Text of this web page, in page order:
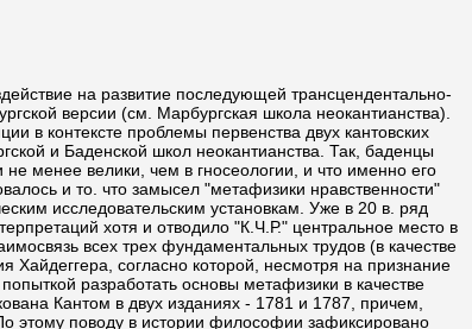
и даже тяжеловесным изложением, отличающимся излишне "школьной" серьезностью, точностью терминологии, жестким членением понятий и т.п. Сам Кант прекрасно осознавал трудности его текстов для восприятия, о чем свидетельствует завершающая часть его предисловия к первому изданию, где он пишет, что "читатель имеет право требовать прежде всего дискурсивной (логической) ясности посредством понятий, а затем также интуитивной (эстетической) ясности посредством наглядных представлений, т.е. примеров или других конкретных пояснений". Однако сам он считал главной целью достижение первого рода ясности, - ясности, которая "случайно была причиной того, что я не мог в достаточной степени удовлетворить второму, правда, не столь строгому, но все же законному требованию". Масштабы поставленной им задачи показались ему очень значительными и потому требующими даже в "сухом, чисто схоластическом изложении" весьма обширного объема сочинения, так что Кант счел нецелесообразным "еще более расширять его примерами и пояснениями, которые необходимы только для популярности, между тем как моя работа, - писал он, - не может быть приспособлена для широкого распространения, а настоящие знатоки науки не особенно нуждаются в этом облегчении". Более того, Кант не захотел рассеивать внимание читателя на отдельных ярких деталях, примерах и способствующих ясности средствах, боясь, что это помешает "обозревать целое" и "своими слишком яркими красками" затемнит... "построение системы". Таким образом, выбор стиля был сделан Кантом совершенно сознательно. По структуре "К.Ч.Р." состоит из предисловий к первому и второму изданиям, введения, "трансцендентального учения о началах" как главной в содержательном отношении части текста, и "трансцендентального учения о методе" - фрагменте, указывающем путь к построению всей системы трансцендентального идеализма, своего рода пропедевтикой к которой и задумывалась "К.Ч.Р.". В свою очередь, трансцендентальное учение о началах (или "элементах" в переводе Н.О.Лосского) подразделяется на две части - трансцендентальную эстетику и трансцендентальную логику, членимую затем на два отдела - трансцендентальную аналитику и трансцендентальную диалектику. Метафизика выступает главной темой всей "К.Ч.Р.", центральным вопросом которой является следующий; как возможна метафизика как наука? Уже задолго до "К.Ч.Р.", в своих ранних работах, Кант много размышлял над проблемами метафизики и метафизического метода, о соотношении последнего с методами математики и опытного знания; о способности мышления (в виде чистого логического понятия и умозаключения) выразить структуру действительности и т.п., что свидетельствовало о новой ориентации в его философском развитии. В "Грезах духовидца, поясненных грезами метафизика" Кант настойчиво проводит мысль о необходимости интеллектуальной проверки метафизики и ее основных положений и, более того, в резко сатирической форме обыгрывает все ее традиционалистские понятия, дефиниции и цепи логических умозаключений. Творчество Сведенборга станет для Канта карикатурой на поиски "метафизики сверхчувственного мира", которой он и вынесет обвинительный вердикт, призывая людей науки полагаться исключительно на опыт. В письмах к Мендельсону (8 апреля 1766) и к Ламберту (2 сентября 1770) Кант рассуждает о необходимости нового определения метода метафизики, о необходимости превращ